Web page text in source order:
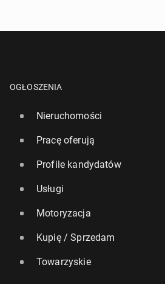
OGŁOSZENIA
Nieruchomości
Pracę oferują
Profile kandydatów
Usługi
Motoryzacja
Kupię / Sprzedam
Towarzyskie